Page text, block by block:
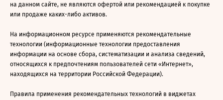
на данном сайте, не являются офертой или рекомендацией к покупке
или продаже каких-либо активов.
На информационном ресурсе применяются рекомендательные
технологии (информационные технологии предоставления
информации на основе сбора, систематизации и анализа сведений,
относящихся к предпочтениям пользователей сети «Интернет»,
находящихся на территории Российской Федерации).
Правила применения рекомендательных технологий в виджетах